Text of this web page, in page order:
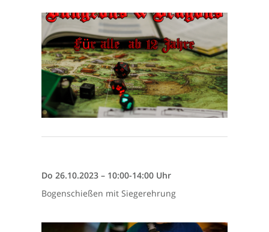
Do 26.10.2023 – 10:00-14:00 Uhr
Bogenschießen mit Siegerehrung